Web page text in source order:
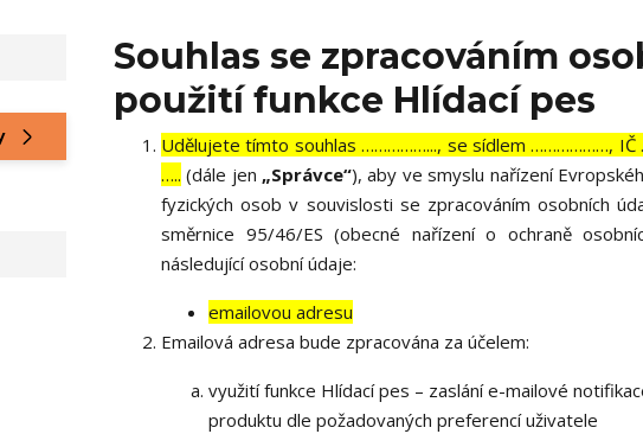
Souhlas se zpracováním
použití funkce Hlídací pes
Udělujete tímto souhlas ……………..., se sídlem ………………,
….. (dále jen „Správce“), aby ve smyslu nařízení
fyzických osob v souvislosti se zpracováním osobních
směrnice 95/46/ES (obecné nařízení o ochraně
následující osobní údaje:
emailovou adresu
Emailová adresa bude zpracována za účelem:
využití funkce Hlídací pes – zaslání e-mailové
produktu dle požadovaných preferencí uživatele